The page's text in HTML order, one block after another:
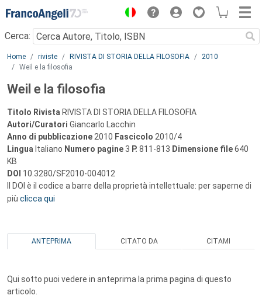
Menu
Cerca:
Main content
Home riviste RIVISTA DI STORIA DELLA FILOSOFIA
2010
Weil e la filosofia
Weil e la filosofia
Titolo Rivista RIVISTA DI STORIA DELLA FILOSOFIA
Autori/Curatori Giancarlo Lacchin
Anno di pubblicazione 2010 Fascicolo 2010/4
Lingua Italiano Numero pagine 3 P. 811-813 Dimensione file640
KB
DOI 10.3280/SF2010-004012
Il DOI è il codice a barre della proprietà intellettuale: per saperne di
più clicca qui
ANTEPRIMA CITATO DA CITAMI
Qui sotto puoi vedere in anteprima la prima pagina di questo
articolo.